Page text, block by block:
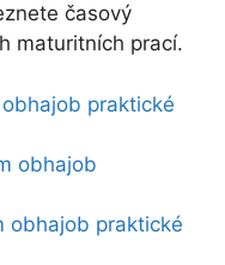
časový
maturitních prací.
praktické
obhajob
obhajob praktické